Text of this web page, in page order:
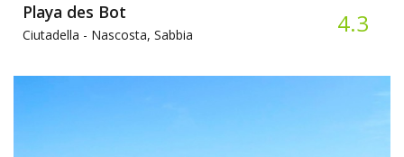
Playa des Bot
Ciutadella - Nascosta, Sabbia 4.3